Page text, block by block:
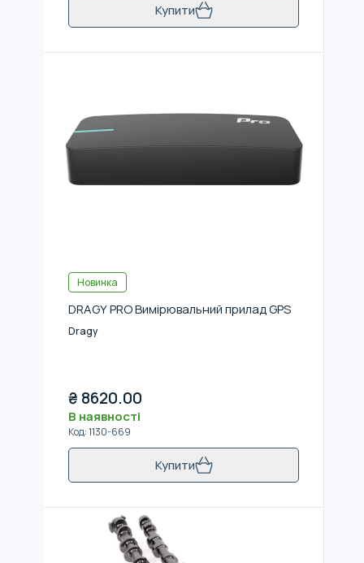
Купити
Новинка
DRAGY PRO Вимірювальний прилад GPS
Dragy
₴ 8620.00
В наявності
Код:1130-669
Купити